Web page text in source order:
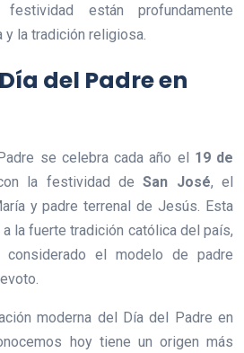
están profundamente
y la tradición religiosa.
del Padre en
se celebra cada año el 19 de
la festividad deSan José, el
y padre terrenal de Jesús. Esta
la fuerte tradición católica del país,
el modelo de padre
moderna del Día del Padre en
hoy tiene un origen más